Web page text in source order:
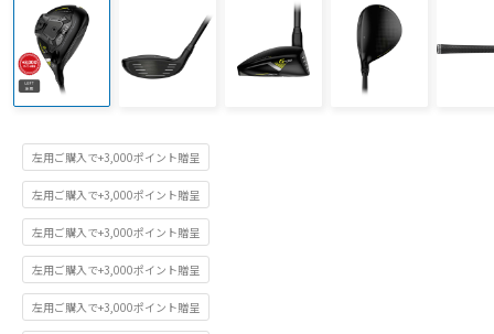
左用ご購入で+3,000ポイント贈呈
左用ご購入で+3,000ポイント贈呈
左用ご購入で+3,000ポイント贈呈
左用ご購入で+3,000ポイント贈呈
左用ご購入で+3,000ポイント贈呈